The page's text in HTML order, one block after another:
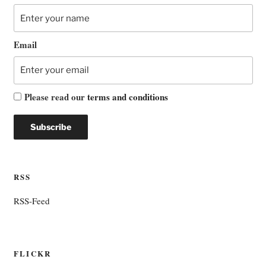
Email
Please read ourterms and conditions
RSS
RSS-Feed
FLICKR